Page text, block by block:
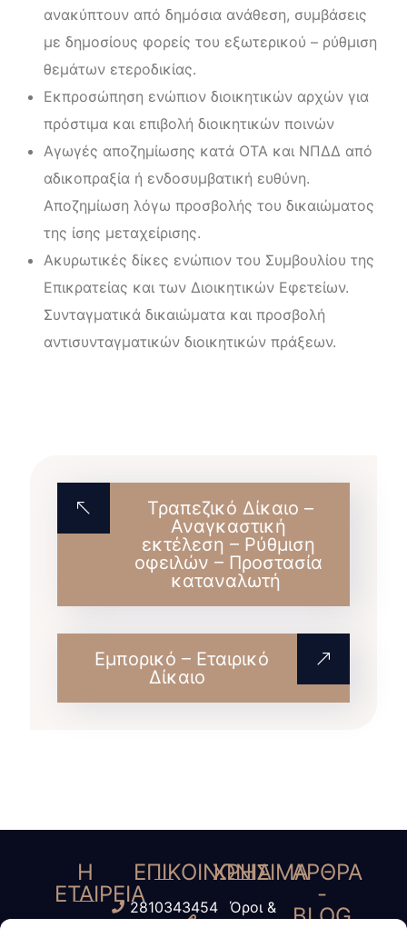
ανακύπτουν από δημόσια ανάθεση, συμβάσεις
με δημοσίους φορείς του εξωτερικού – ρύθμιση
θεμάτων ετεροδικίας.
Εκπροσώπηση ενώπιον διοικητικών αρχών για
πρόστιμα και επιβολή διοικητικών ποινών
Αγωγές αποζημίωσης κατά ΟΤΑ και ΝΠΔΔ από
αδικοπραξία ή ενδοσυμβατική ευθύνη.
Αποζημίωση λόγω προσβολής του δικαιώματος
της ίσης μεταχείρισης.
Ακυρωτικές δίκες ενώπιον του Συμβουλίου της
Επικρατείας και των Διοικητικών Εφετείων.
Συνταγματικά δικαιώματα και προσβολή
αντισυνταγματικών διοικητικών πράξεων.
Τραπεζικό Δίκαιο –
Αναγκαστική
εκτέλεση – Ρύθμιση
οφειλών – Προστασία
καταναλωτή
Εμπορικό – Εταιρικό
Δίκαιο
Η
ΕΤΑΙΡΕΙΑ
ΕΠΙΚΟΙΝΩΝΙΑ
2810343454
ΧΡΗΣΙΜΑ
Όροι &
ΑΡΘΡΑ
-
BLOG